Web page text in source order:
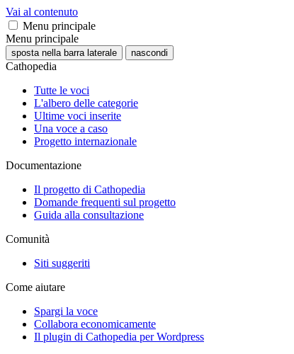
Vai al contenuto
Menu principale
Menu principale
sposta nella barra laterale nascondi
Cathopedia
Tutte le voci
L'albero delle categorie
Ultime voci inserite
Una voce a caso
Progetto internazionale
Documentazione
Il progetto di Cathopedia
Domande frequenti sul progetto
Guida alla consultazione
Comunità
Siti suggeriti
Come aiutare
Spargi la voce
Collabora economicamente
Il plugin di Cathopedia per Wordpress